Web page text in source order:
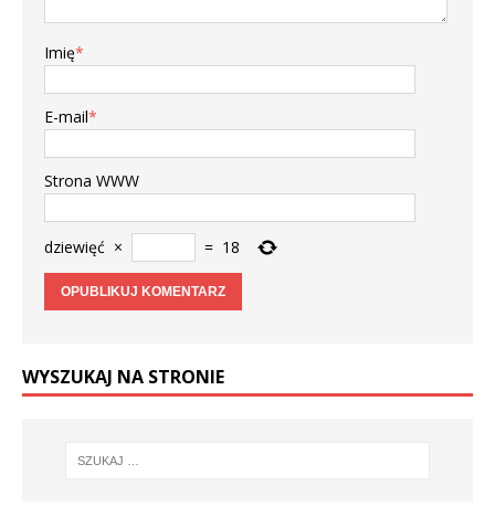
Imię*
E-mail*
Strona WWW
dziewięć × = 18
WYSZUKAJ NA STRONIE